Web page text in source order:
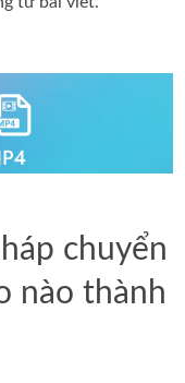
chuyển
nào thành